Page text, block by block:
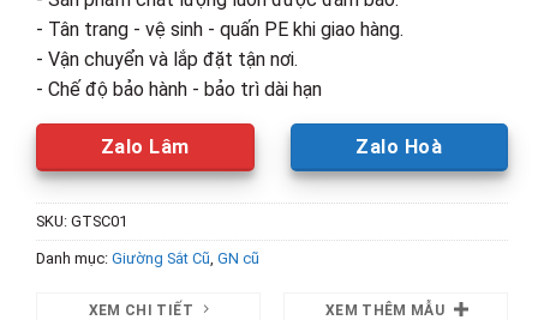
- Tân trang - vệ sinh - quấn PE khi giao hàng.
- Vận chuyển và lắp đặt tận nơi.
- Chế độ bảo hành - bảo trì dài hạn
Zalo Lâm Zalo Hoà
SKU: GTSC01
Danh mục: Giường Sắt Cũ, GN cũ
XEM CHI TIẾT XEM THÊM MẪU